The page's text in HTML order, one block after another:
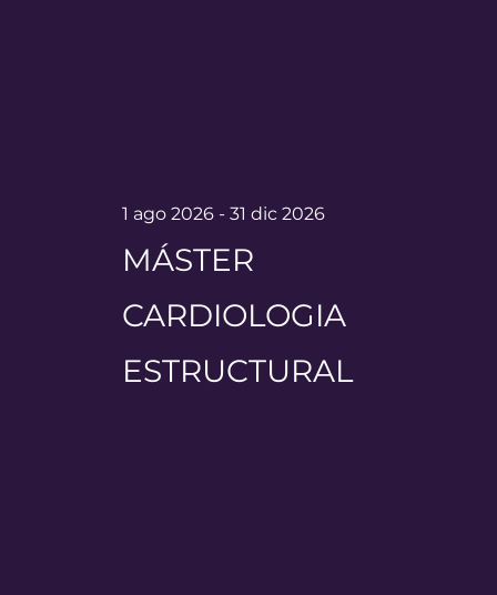
MÁSTER
CARDIOLOGIA
ESTRUCTURAL
1 ago 2026 - 31 dic 2026